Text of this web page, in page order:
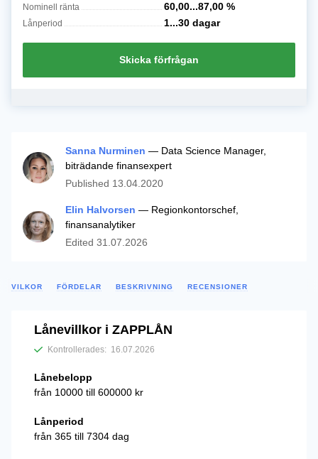
Nominell ränta 60,00...87,00 %
Lånperiod 1...30 dagar
Skicka förfrågan
Sanna Nurminen — Data Science Manager,
biträdande finansexpert
Published 13.04.2020
Elin Halvorsen — Regionkontorschef,
finansanalytiker
Edited 31.07.2026
VILKOR FÖRDELAR BESKRIVNING RECENSIONER
Lånevillkor i ZAPPLÅN
Kontrollerades: 16.07.2026
Lånebelopp
från 10000 till 600000 kr
Lånperiod
från 365 till 7304 dag